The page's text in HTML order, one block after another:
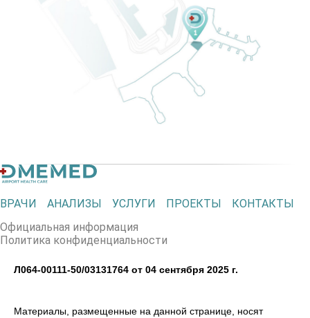
ВРАЧИ АНАЛИЗЫ УСЛУГИ ПРОЕКТЫ
КОНТАКТЫ
Официальная информация
Политика конфиденциальности
Л064-00111-50/03131764 от 04 сентября 2025 г.
Материалы, размещенные на данной странице, носят